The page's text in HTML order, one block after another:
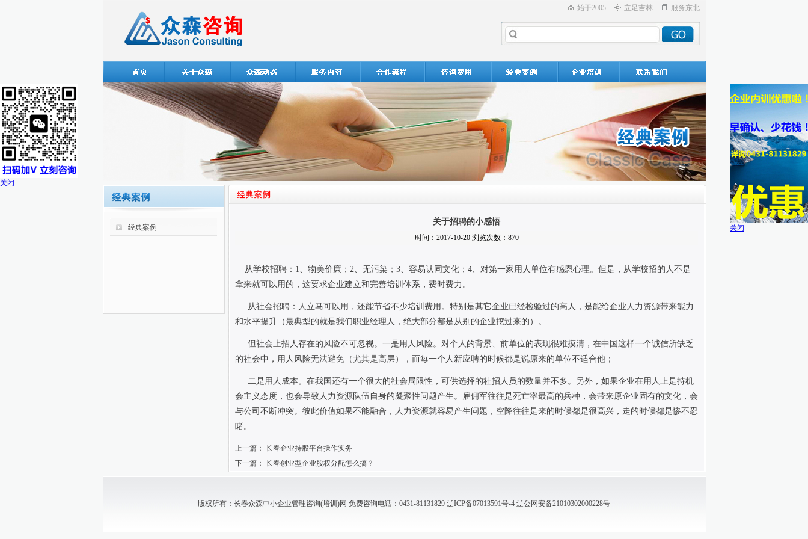
始于2005 立足吉林 服务东北
经典案例
关于招聘的小感悟
时间：2017-10-20 浏览次数：870
从学校招聘： 1 、物美价廉； 2 、无污染； 3 、容易认同文化； 4 、对第一家用人单位有感恩心理。但是，从学校招的人不是
拿来就可以用的，这要求企业建立和完善培训体系，费时费力。
从社会招聘：人立马可以用，还能节省不少培训费用。特别是其它企业已经检验过的高人，是能给企业人力资源带来能力
和水平提升（最典型的就是我们职业经理人，绝大部分都是从别的企业挖过来的）。
但社会上招人存在的风险不可忽视。一是用人风险。对个人的背景、前单位的表现很难摸清，在中国这样一个诚信所缺乏
的社会中，用人风险无法避免（尤其是高层），而每一个人新应聘的时候都是说原来的单位不适合他；
二是用人成本。在我国还有一个很大的社会局限性，可供选择的社招人员的数量并不多。另外，如果企业在用人上是持机
会主义态度，也会导致人力资源队伍自身的凝聚性问题产生。雇佣军往往是死亡率最高的兵种，会带来原企业固有的文化，会
与公司不断冲突。彼此价值如果不能融合，人力资源就容易产生问题，空降往往是来的时候都是很高兴，走的时候都是惨不忍
睹。
上一篇： 长春企业持股平台操作实务
下一篇： 长春创业型企业股权分配怎么搞？
版权所有：长春众森中小企业管理咨询(培训)网 免费咨询电话：0431-81131829 辽ICP备07013591号-4 辽公网安备21010302000228号
关闭
关闭